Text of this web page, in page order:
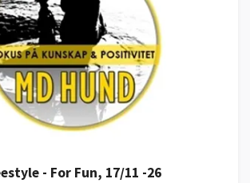
- For Fun, 17/11 -26